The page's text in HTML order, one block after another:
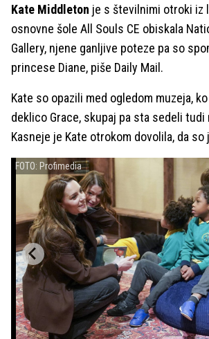
Kate Middleton je s številnimi otroki iz
osnovne šole All Souls CE obiskala
Gallery, njene ganljive poteze pa so
princese Diane, piše Daily Mail.
Kate so opazili med ogledom muzeja,
deklico Grace, skupaj pa sta sedeli tudi
Kasneje je Kate otrokom dovolila, da
FOTO: Profimedia